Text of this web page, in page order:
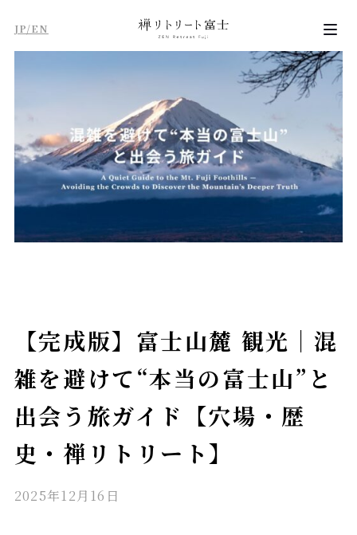
JP/EN
【完成版】富士山麓 観光｜混
雑を避けて“本当の富士山”と
出会う旅ガイド【穴場・歴
史・禅リトリート】
2025年12月16日